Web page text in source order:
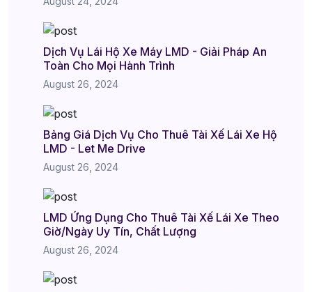
Dịch Vụ Lái Hộ Xe Máy LMD - Giải Pháp An
Toàn Cho Mọi Hành Trình
August 26, 2024
Bảng Giá Dịch Vụ Cho Thuê Tài Xế Lái Xe Hộ
LMD - Let Me Drive
August 26, 2024
LMD Ứng Dụng Cho Thuê Tài Xế Lái Xe Theo
Giờ/Ngày Uy Tín, Chất Lượng
August 26, 2024